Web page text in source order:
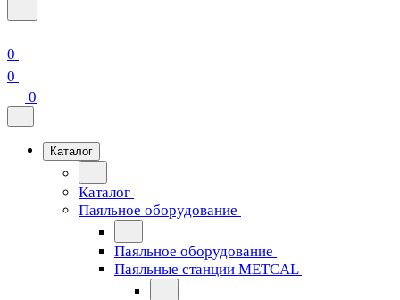
0
0
0
Каталог
Каталог
Паяльное оборудование
Паяльное оборудование
Паяльные станции METCAL